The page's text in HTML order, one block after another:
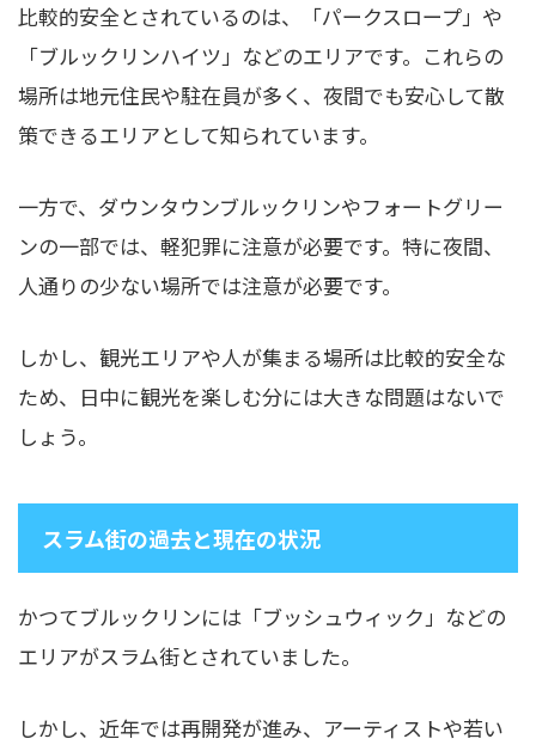
比較的安全とされているのは、「パークスロープ」や
「ブルックリンハイツ」などのエリアです。これらの
場所は地元住民や駐在員が多く、夜間でも安心して散
策できるエリアとして知られています。
一方で、ダウンタウンブルックリンやフォートグリー
ンの一部では、軽犯罪に注意が必要です。特に夜間、
人通りの少ない場所では注意が必要です。
しかし、観光エリアや人が集まる場所は比較的安全な
ため、日中に観光を楽しむ分には大きな問題はないで
しょう。
スラム街の過去と現在の状況
かつてブルックリンには「ブッシュウィック」などの
エリアがスラム街とされていました。
しかし、近年では再開発が進み、アーティストや若い